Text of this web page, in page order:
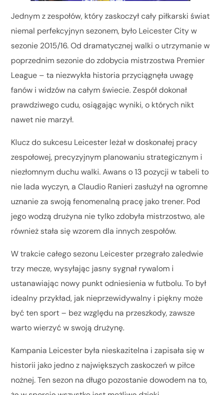
Jednym z zespołów, który zaskoczył cały piłkarski świat
niemal perfekcyjnyn sezonem, było Leicester City w
sezonie 2015/16. Od dramatycznej walki o utrzymanie w
poprzednim sezonie do zdobycia mistrzostwa Premier
League – ta niezwykła historia przyciągnęła uwagę
fanów i widzów na całym świecie. Zespół dokonał
prawdziwego cudu, osiągając wyniki, o których nikt
nawet nie marzył.
Klucz do sukcesu Leicester leżał w doskonałej pracy
zespołowej, precyzyjnym planowaniu strategicznym i
niezłomnym duchu walki. Awans o 13 pozycji w tabeli to
nie lada wyczyn, a Claudio Ranieri zasłużył na ogromne
uznanie za swoją fenomenalną pracę jako trener. Pod
jego wodzą drużyna nie tylko zdobyła mistrzostwo, ale
również stała się wzorem dla innych zespołów.
W trakcie całego sezonu Leicester przegrało zaledwie
trzy mecze, wysyłając jasny sygnał rywalom i
ustanawiając nowy punkt odniesienia w futbolu. To był
idealny przykład, jak nieprzewidywalny i piękny może
być ten sport – bez względu na przeszkody, zawsze
warto wierzyć w swoją drużynę.
Kampania Leicester była nieskazitelna i zapisała się w
historii jako jedno z największych zaskoczeń w piłce
nożnej. Ten sezon na długo pozostanie dowodem na to,